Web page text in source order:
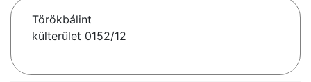
Törökbálint
külterület 0152/12